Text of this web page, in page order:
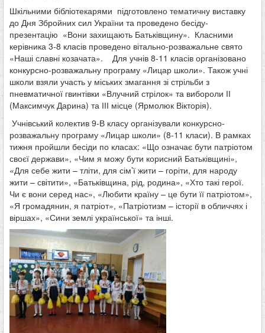
Шкільними бібліотекарями підготовлено тематичну виставку
до Дня Збройних сил України та проведено бесіду-
презентацію «Вони захищають Батьківщину». Класними
керівника 3-8 класів проведено вітально-розважальне свято
«Наші славні козачата». Для учнів 8-11 класів організовано
конкурсно-розважальну програму «Лицар школи». Також учні
школи взяли участь у міських змагання зі стрільби з
пневматичної гвинтівки «Влучний стрілок» та вибороли ІІ
(Максимчук Дарина) та ІІІ місце (Ярмолюк Вікторія).
Учнівський колектив 9-В класу організували конкурсно-
розважальну програму «Лицар школи» (8-11 класи). В рамках
тижня пройшли бесіди по класах: «Що означає бути патріотом
своєї держави», «Чим я можу бути корисний Батьківщині»,
«Для себе жити – тліти, для сім’ї жити – горіти, для народу
жити – світити», «Батьківщина, рід, родина», «Хто такі герої.
Чи є вони серед нас», «Любити країну – це бути її патріотом»,
«Я громадянин, я патріот», «Патріотизм – історії в обличчях і
віршах», «Сини землі української» та інші.